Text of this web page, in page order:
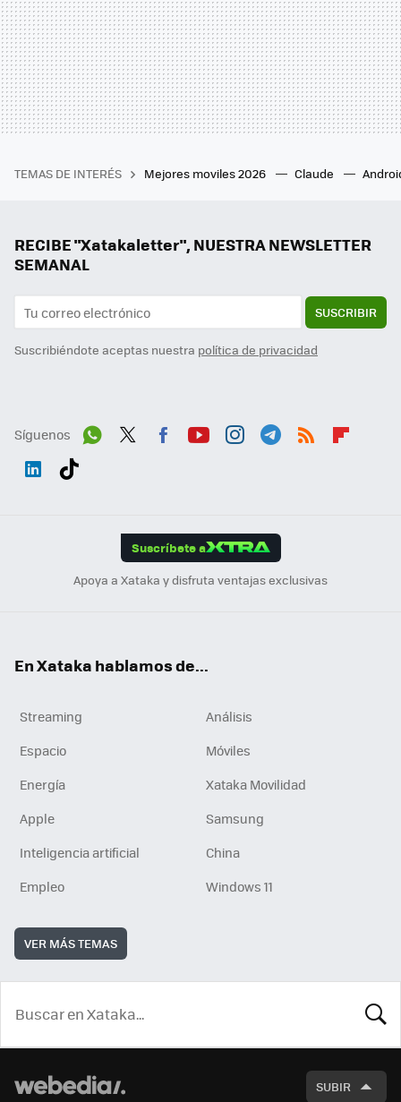
TEMAS DE INTERÉS Mejores moviles 2026 Claude
RECIBE "Xatakaletter", NUESTRA NEWSLETTER
SEMANAL
SUSCRIBIR
Suscribiéndote aceptas nuestra política de privacidad
Síguenos
Suscríbete a
Apoya a Xataka y disfruta ventajas exclusivas
En Xataka hablamos de...
Streaming
Análisis
Espacio
Móviles
Energía
Xataka Movilidad
Apple
Samsung
Inteligencia artificial
China
Empleo
Windows 11
VER MÁS TEMAS
SUBIR